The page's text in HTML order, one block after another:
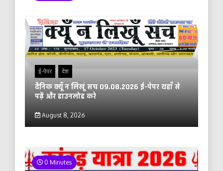
ई-पेपर देश
दैनिक क्यूँ न लिखूं सच 09.08.2026 ई-पेपर यहाँ से
पढ़ें और डाउनलोड करे
August 8, 2026
0 Minutes